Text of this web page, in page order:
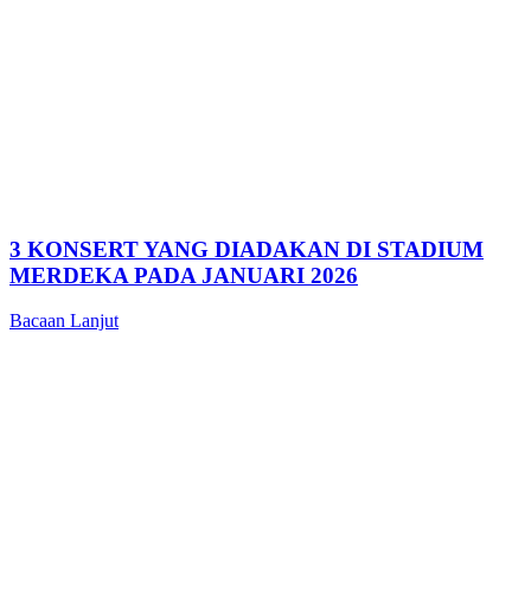
3 KONSERT YANG DIADAKAN DI STADIUM
MERDEKA PADA JANUARI 2026
Bacaan Lanjut